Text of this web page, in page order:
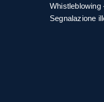
Whistleblowing
Segnalazione